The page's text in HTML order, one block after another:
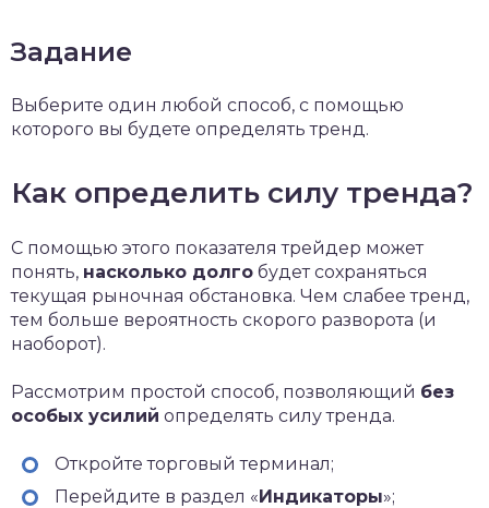
Задание
Выберите один любой способ, с помощью
которого вы будете определять тренд.
Как определить силу тренда?
С помощью этого показателя трейдер может
понять, насколько долго будет сохраняться
текущая рыночная обстановка. Чем слабее тренд,
тем больше вероятность скорого разворота (и
наоборот).
Рассмотрим простой способ, позволяющий без
особых усилий определять силу тренда.
Откройте торговый терминал;
Перейдите в раздел «Индикаторы»;